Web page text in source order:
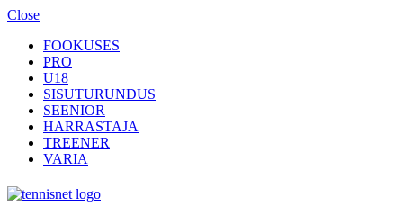
Close
FOOKUSES
PRO
U18
SISUTURUNDUS
SEENIOR
HARRASTAJA
TREENER
VARIA
Menu